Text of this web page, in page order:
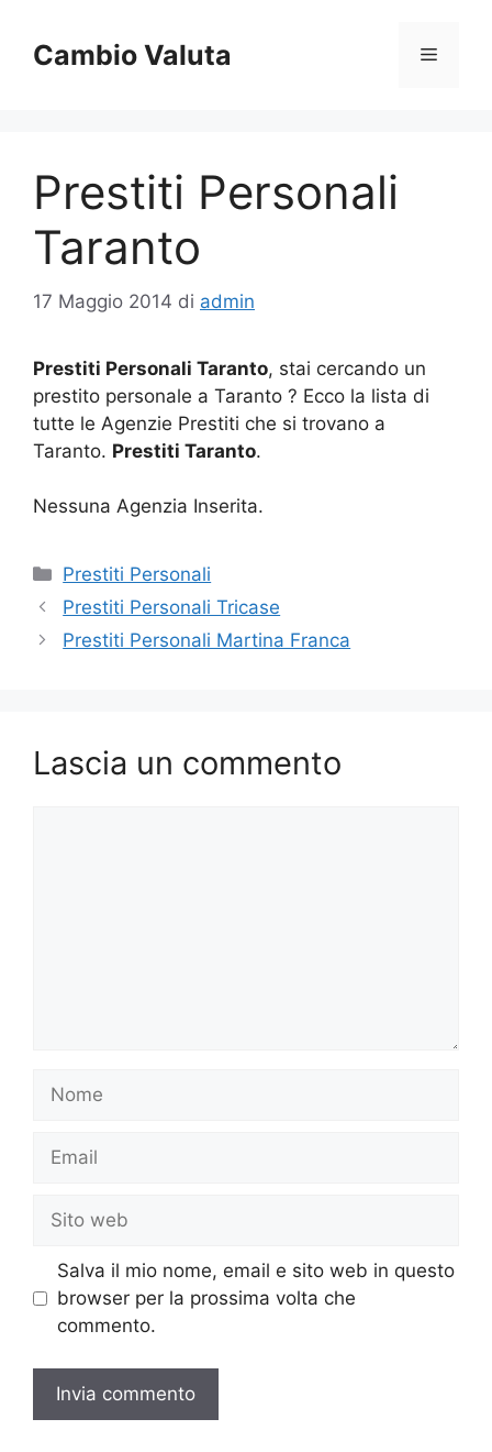
contenuto
Cambio Valuta Menu
Prestiti Personali
Taranto
17 Maggio 2014 di admin
Prestiti Personali Taranto, stai cercando un
prestito personale a Taranto ? Ecco la lista di
tutte le Agenzie Prestiti che si trovano a
Taranto. Prestiti Taranto.
Nessuna Agenzia Inserita.
Categorie
Prestiti Personali
Prestiti Personali Tricase
Prestiti Personali Martina Franca
Lascia un commento
Nome
Email
Sito
web
Salva il mio nome, email e sito web in questo
browser per la prossima volta che
commento.